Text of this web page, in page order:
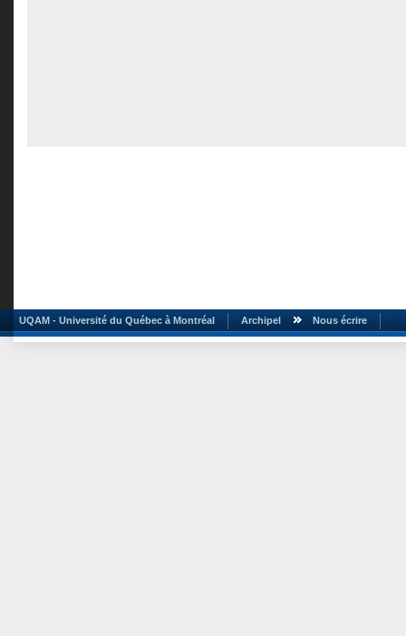
UQAM - Université du Québec à Montréal Archipel Nous écrire